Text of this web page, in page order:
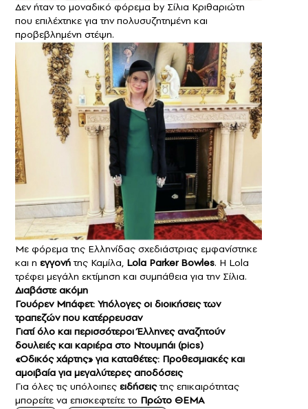
Δεν ήταν το μοναδικό φόρεμα by Σίλια Κριθαριώτη
που επιλέχτηκε για την πολυσυζητημένη και
προβεβλημένη στέψη.
Με φόρεμα της Ελληνίδας σχεδιάστριας εμφανίστηκε
και η εγγονήτης Καμίλα, Lola Parker Bowles. Η Lola
τρέφει μεγάλη εκτίμηση και συμπάθεια για την Σίλια.
Διαβάστε ακόμη
Γουόρεν Μπάφετ: Υπόλογες οι διοικήσεις των
τραπεζών που κατέρρευσαν
Γιατί όλο και περισσότεροι Έλληνες αναζητούν
δουλειές και καριέρα στο Ντουμπάι (pics)
«Οδικός χάρτης» για καταθέτες: Προθεσμιακές και
αμοιβαία για μεγαλύτερες αποδόσεις
Για όλες τις υπόλοιπες ειδήσεις της επικαιρότητας
μπορείτε να επισκεφτείτε το Πρώτο ΘΕΜΑ